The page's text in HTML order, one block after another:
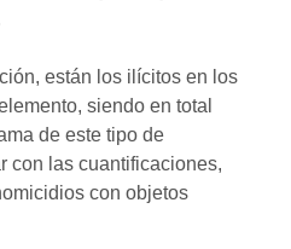
están los ilícitos en los
siendo en total
de este tipo de
con las cuantificaciones,
con objetos